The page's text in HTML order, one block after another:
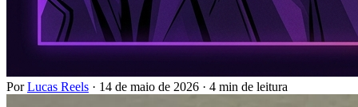
PorLucas Reels · 14 de maio de 2026 · 4 min de leitura